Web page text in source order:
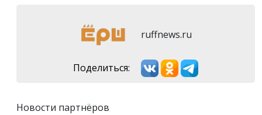
ruffnews.ru
Поделиться:
Новости партнёров